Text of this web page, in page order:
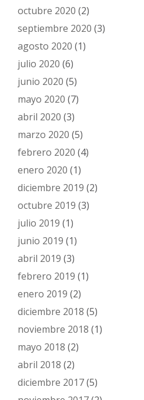
octubre 2020 (2)
septiembre 2020 (3)
agosto 2020 (1)
julio 2020 (6)
junio 2020 (5)
mayo 2020 (7)
abril 2020 (3)
marzo 2020 (5)
febrero 2020 (4)
enero 2020 (1)
diciembre 2019 (2)
octubre 2019 (3)
julio 2019 (1)
junio 2019 (1)
abril 2019 (3)
febrero 2019 (1)
enero 2019 (2)
diciembre 2018 (5)
noviembre 2018 (1)
mayo 2018 (2)
abril 2018 (2)
diciembre 2017(5)